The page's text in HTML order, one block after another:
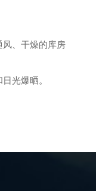
风、干燥的库房
光爆晒。